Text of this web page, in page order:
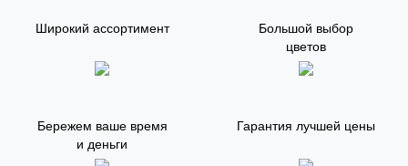
Широкий ассортимент
Большой выбор
цветов
Бережем ваше время
и деньги
Гарантия лучшей цены